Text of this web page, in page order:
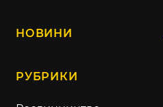
НОВИНИ
РУБРИКИ